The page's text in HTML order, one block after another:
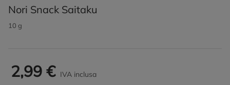
Nori Snack Saitaku
10 g
2,99 € IVA inclusa